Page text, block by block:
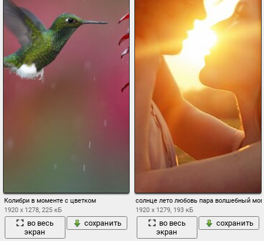
Колибри в моменте с цветком
1920 x 1278, 225 кБ
во весь
экран
сохранить
солнце лето любовь пара волшебный
1920 x 1279, 193 кБ
во весь
экран
сохранить